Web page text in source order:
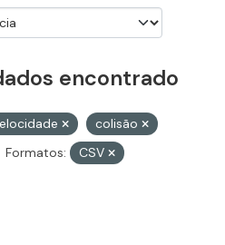
encontrado
colisão
Formatos:
CSV